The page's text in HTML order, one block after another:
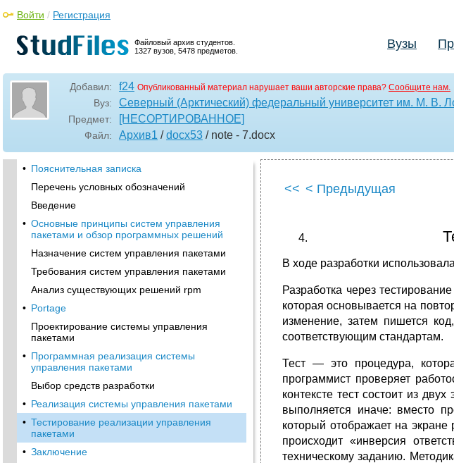
Файловый архив студентов.
1327 вузов, 5478 предметов.
Войти / Регистрация
Вузы
Добавил: f24 Опубликованный материал нарушает ваши авторские права? Сообщите нам.
Вуз: Северный (Арктический) федеральный университет им. М. В.
Предмет: [НЕСОРТИРОВАННОЕ]
Файл: Архив1 /docx53 / note - 7.docx
• Пояснительная записка
Перечень условных обозначений
Введение
• Основные принципы систем управления
пакетами и обзор программных решений
Назначение систем управления пакетами
Требования систем управления пакетами
Анализ существующих решений rpm
• Portage
Проектирование системы управления
пакетами
• Программная реализация системы
управления пакетами
Выбор средств разработки
• Реализация системы управления пакетами
• Тестирование реализации управления
пакетами
• Заключение
<< < Предыдущая
В ходе разработки
Разработка через
которая основывается на
изменение, затем пишется
соответствующим стандартам.
Тест — это процедура,
программист проверяет
контексте тест состоит из
выполняется иначе: вместо
который отображает на экране
происходит «инверсия
техническому заданию.